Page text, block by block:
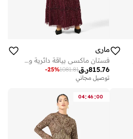
ماري
فستان ماكسي بياقة دائرية وترتر
ر.ق815.76
1081.81
-25%
توصيل مجاني
04:46:00